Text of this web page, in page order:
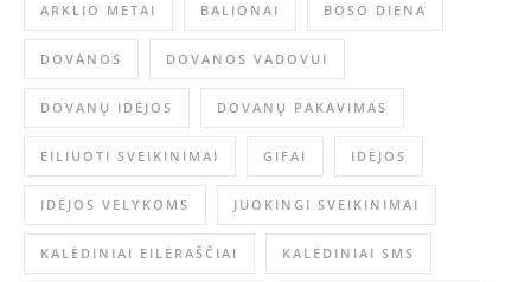
ARKLIO METAI BALIONAI BOSO DIENA
DOVANOS DOVANOS VADOVUI
DOVANŲ IDĖJOS DOVANŲ PAKAVIMAS
EILIUOTI SVEIKINIMAI GIFAI IDĖJOS
IDĖJOS VELYKOMS JUOKINGI SVEIKINIMAI
KALĖDINIAI EILĖRAŠČIAI KALĖDINIAI SMS